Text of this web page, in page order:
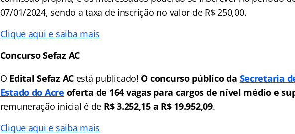
07/01/2024, sendo a taxa de inscrição no valor de R$ 250,00.
Clique aqui e saiba mais
Concurso Sefaz AC
O Edital Sefaz AC está publicado! O concurso público da Secretaria
Estado do Acre oferta de 164 vagas para cargos de nível médio e
remuneração inicial é de R$ 3.252,15 a R$ 19.952,09.
Clique aqui e saiba mais